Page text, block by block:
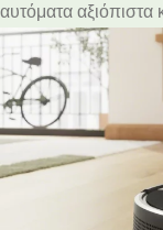
αυτόματα αξιόπιστα